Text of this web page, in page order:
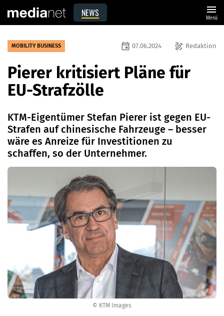
NEWS menu
Menü
© KTM Images
MOBILITY BUSINESS draw Redaktion
event 07.06.2024
Pierer kritisiert Pläne für
EU-Strafzölle
KTM-Eigentümer Stefan Pierer ist gegen EU-
Strafen auf chinesische Fahrzeuge – besser
wäre es Anreize für Investitionen zu
schaffen, so der Unternehmer.